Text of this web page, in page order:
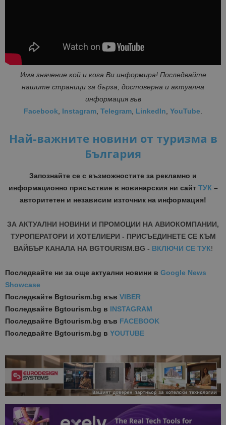
Има значение кой и кога Ви информира! Последвайте
нашите страници за бърза, достоверна и актуална
информация във
Facebook
Instagram Telegram LinkedIn YouTube
Най-важните новини от туризма в
България
Запознайте се с възможностите за рекламно и
информационно присъствие в новинарския ни сайт ТУК –
авторитетен и независим източник на информация!
ЗА АКТУАЛНИ НОВИНИ И ПРОМОЦИИ НА АВИОКОМПАНИИ,
ТУРОПЕРАТОРИ И ХОТЕЛИЕРИ - ПРИСЪЕДИНЕТЕ СЕ КЪМ
ВАЙБЪР КАНАЛА НА BGTOURISM.BG - ВКЛЮЧИ СЕ ТУК!
Последвайте ни за още актуални новини в Google News
Showcase
Последвайте Bgtourism.bg във VIBER
Последвайте Bgtourism.bg в INSTAGRAM
Последвайте Bgtourism.bg във FACEBOOK
Последвайте Bgtourism.bg в YOUTUBE